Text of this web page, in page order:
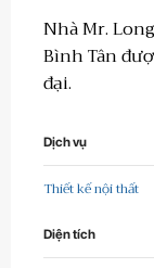
Nhà Mr.
Bình Tân
đại.
Dịch vụ
Thiết kế nội thất
Diện tích